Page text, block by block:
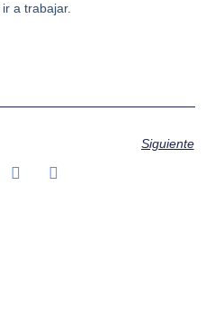
a trabajar.
Siguiente